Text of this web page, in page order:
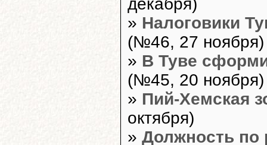
» Налоговики
(№46, 27 ноября)
» В Туве
(№45, 20 ноября)
» Пий-Хемская
октября)
» Должность по